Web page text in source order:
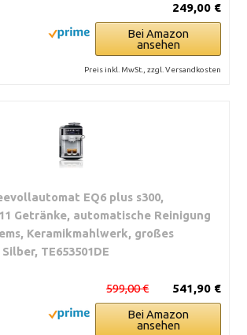
249,00 €
Bei Amazon
ansehen
Preis inkl. MwSt., zzgl. Versandkosten
EQ6 plus s300,
Getränke, automatische Reinigung
Keramikmahlwerk, großes
TE653501DE
541,90 €
599,00 €
Bei Amazon
ansehen